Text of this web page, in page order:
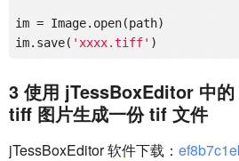
im = Image.open(path)
im.save( 'xxxx.tiff'
3 使用 jTessBoxEditor 中
tiff 图片生成一份 tif 文件
jTessBoxEditor 软件下载：